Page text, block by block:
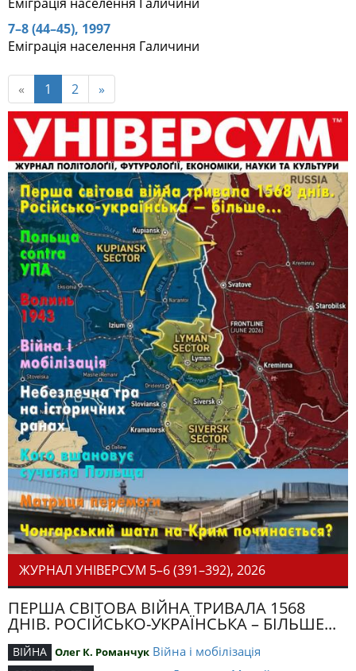
7–8 (44–45), 1997
Еміграція населення Галичини
« 1 2 »
ЖУРНАЛ УНІВЕРСУМ 5–6 (391–392), 2026
ПЕРША СВІТОВА ВІЙНА ТРИВАЛА 1568
ДНІВ. РОСІЙСЬКО-УКРАЇНСЬКА – БІЛЬШЕ...
ВІЙНА Олег К. Романчук Війна і мобілізація